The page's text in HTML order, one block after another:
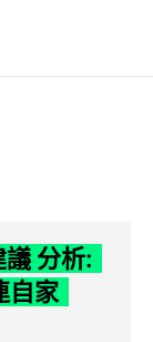
分析:
自家